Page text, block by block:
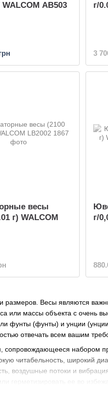
размеров. Весы являются
или массы объекта с очень
фунты (фунты) и унции
отвечать всем вашим
набором
читабельность, широкий
воздушные потоки и
герметизировать ее во
WALCOM AB503
г/
3
весы
г) WALCOM
г/